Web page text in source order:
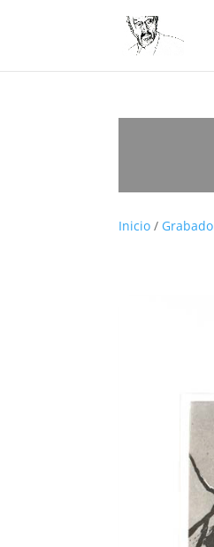
Inicio / Grabado